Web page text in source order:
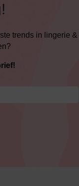
trends in lingerie &